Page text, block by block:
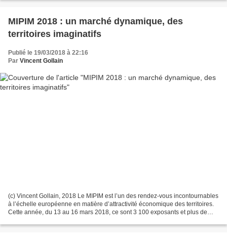
MIPIM 2018 : un marché dynamique, des
territoires imaginatifs
Publié le 19/03/2018 à 22:16
Par Vincent Gollain
(c) Vincent Gollain, 2018 Le MIPIM est l’un des rendez-vous incontournables
à l’échelle européenne en matière d’attractivité économique des territoires.
Cette année, du 13 au 16 mars 2018, ce sont 3 100 exposants et plus de